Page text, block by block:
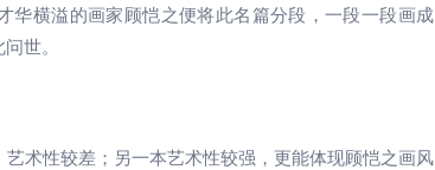
华横溢的画家顾恺之便将此名篇分段，一段一段画成
世。
术性较差；另一本艺术性较强，更能体现顾恺之画风